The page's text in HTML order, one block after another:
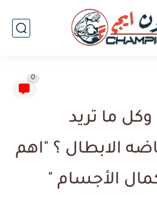
0
ما تريد
الابطال ؟ "اهم
الأجسام "